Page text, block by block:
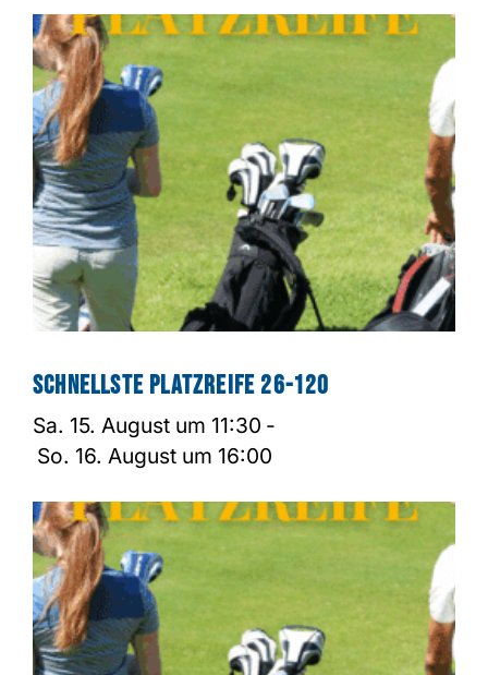
Schnellste Platzreife 26-120
Sa. 15. August um 11:30 -
So. 16. August um 16:00